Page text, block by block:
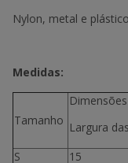
Nylon, metal e
Medidas:
Tamanho Largura
S
15